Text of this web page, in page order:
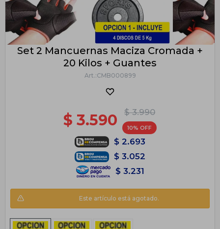
Set 2 Mancuernas Maciza Cromada +
20 Kilos + Guantes
CMB000899
$ 3.990
$ 3.590 10
$ 2.693
$ 3.052
$ 3.231
Este artículo está agotado.